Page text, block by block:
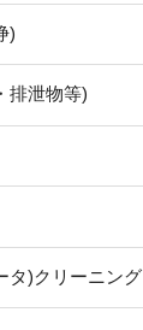
)
排泄物等)
タ)クリーニング